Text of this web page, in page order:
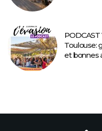
Toulouse:
et bonnes